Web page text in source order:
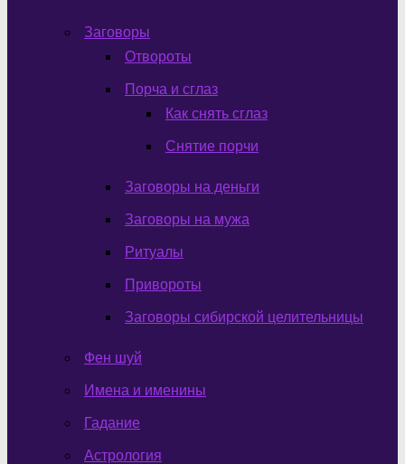
Заговоры
Отвороты
Порча и сглаз
Как снять сглаз
Снятие порчи
Заговоры на деньги
Заговоры на мужа
Ритуалы
Привороты
Заговоры сибирской целительницы
Фен шуй
Имена и именины
Гадание
Астрология